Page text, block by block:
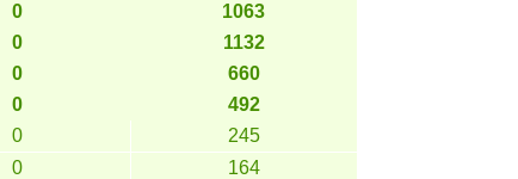
0
1063
0
1132
0
660
0
492
0
245
0
164